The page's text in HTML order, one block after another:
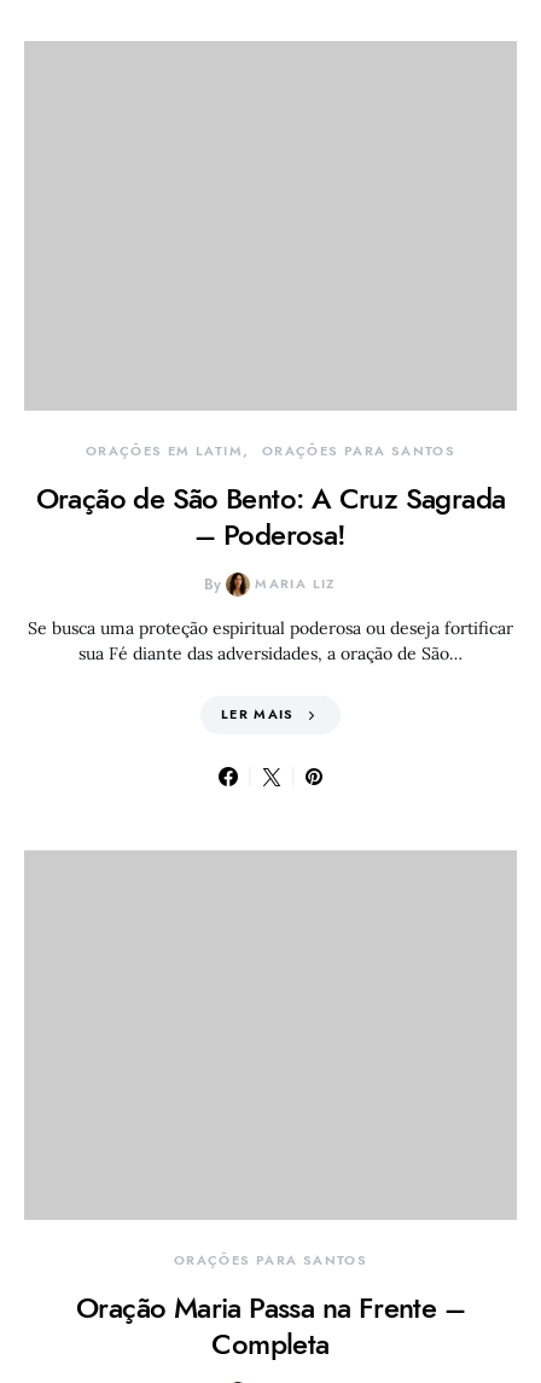
ORAÇÕES EM LATIM ORAÇÕES PARA SANTOS
Oração de São Bento: A Cruz Sagrada
– Poderosa!
By MARIA LIZ
Se busca uma proteção espiritual poderosa ou deseja fortificar
sua Fé diante das adversidades, a oração de São…
LER MAIS
ORAÇÕES PARA SANTOS
Oração Maria Passa na Frente –
Completa